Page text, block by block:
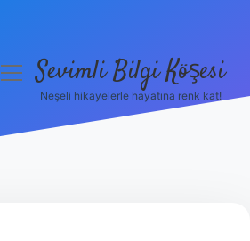
menüyüSevimli Bilgi Köşesi
Neşeli hikayelerle hayatına renk kat!